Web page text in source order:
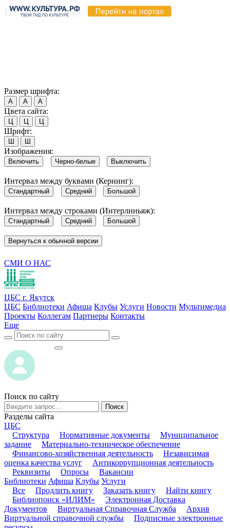
Размер шрифта:
А А А
Цвета сайта:
Ц Ц Ц
Шрифт:
Ш Ш
Изображения:
Включить Черно-белые Выключить
Интервал между буквами (Кернинг):
Стандартный Средний Большой
Интервал между строками (Интерлиньяж):
Стандартный Средний Большой
Вернуться к обычной версии
СМИ О НАС
ЦБС г. Якутск
ЦБС Библиотеки Афиша Клубы Услуги Новости Мультимедиа
Проекты Коллегам Партнеры Контакты
Еще
Поиск по сайту
Поиск
Разделы сайта
ЦБС
Структура
Нормативные документы
Муниципальное
задание
Материально-техническое обеспечение
Финансово-хозяйственная деятельность
Независимая
оценка качества услуг
Антикоррупционная деятельность
Реквизиты
Опросы
Вакансии
Библиотеки Афиша Клубы Услуги
Все
Продлить книгу Заказать книгу
Найти книгу
Библиопоиск «ИЛИМ»
Электронная Доставка
Документов
Виртуальная Справочная Служба
Архив
Виртуальной справочной службы
Подписные электронные